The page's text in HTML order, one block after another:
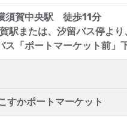
須賀中央駅 徒歩11分
駅または、汐留バス停よ
ス「ポートマーケット前」
すかポートマーケット